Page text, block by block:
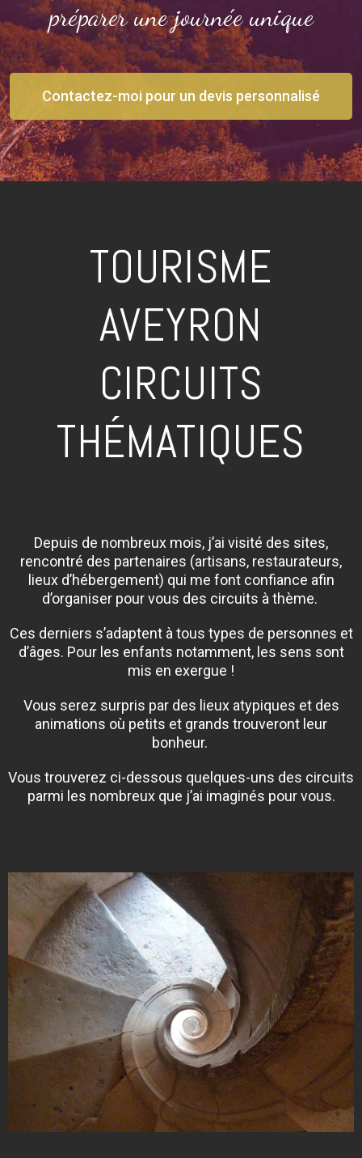
préparer une journée unique
Contactez-moi pour un devis personnalisé
TOURISME
AVEYRON
CIRCUITS
THÉMATIQUES
Depuis de nombreux mois, j’ai visité des sites,
rencontré des partenaires (artisans, restaurateurs,
lieux d’hébergement) qui me font confiance afin
d’organiser pour vous des circuits à thème.
Ces derniers s’adaptent à tous types de personnes et
d’âges. Pour les enfants notamment, les sens sont
mis en exergue !
Vous serez surpris par des lieux atypiques et des
animations où petits et grands trouveront leur
bonheur.
Vous trouverez ci-dessous quelques-uns des circuits
parmi les nombreux que j’ai imaginés pour vous.